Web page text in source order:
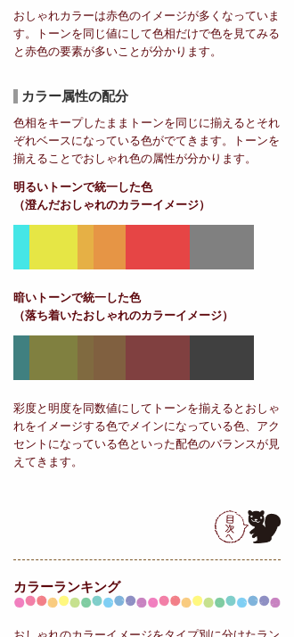
おしゃれカラーは赤色のイメージが多くなっていま
す。トーンを同じ値にして色相だけで色を見てみる
と赤色の要素が多いことが分かります。
カラー属性の配分
色相をキープしたままトーンを同じに揃えるとそれ
ぞれベースになっている色がでてきます。トーンを
揃えることでおしゃれ色の属性が分かります。
明るいトーンで統一した色
（澄んだおしゃれのカラーイメージ）
暗いトーンで統一した色
（落ち着いたおしゃれのカラーイメージ）
彩度と明度を同数値にしてトーンを揃えるとおしゃ
れをイメージする色でメインになっている色、アク
セントになっている色といった配色のバランスが見
えてきます。
カラーランキング